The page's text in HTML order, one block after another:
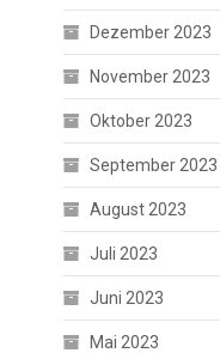
Dezember 2023
November 2023
Oktober 2023
September 2023
August 2023
Juli 2023
Juni 2023
Mai 2023